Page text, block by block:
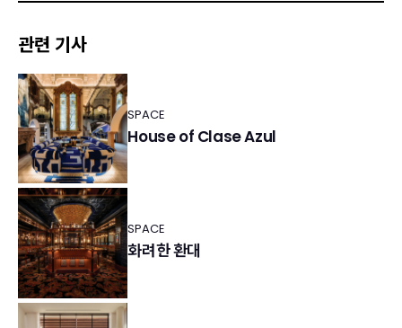
관련 기사
SPACE
House of Clase Azul
SPACE
화려한 환대